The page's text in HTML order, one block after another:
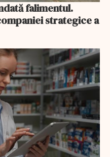
falimentul.
strategice a